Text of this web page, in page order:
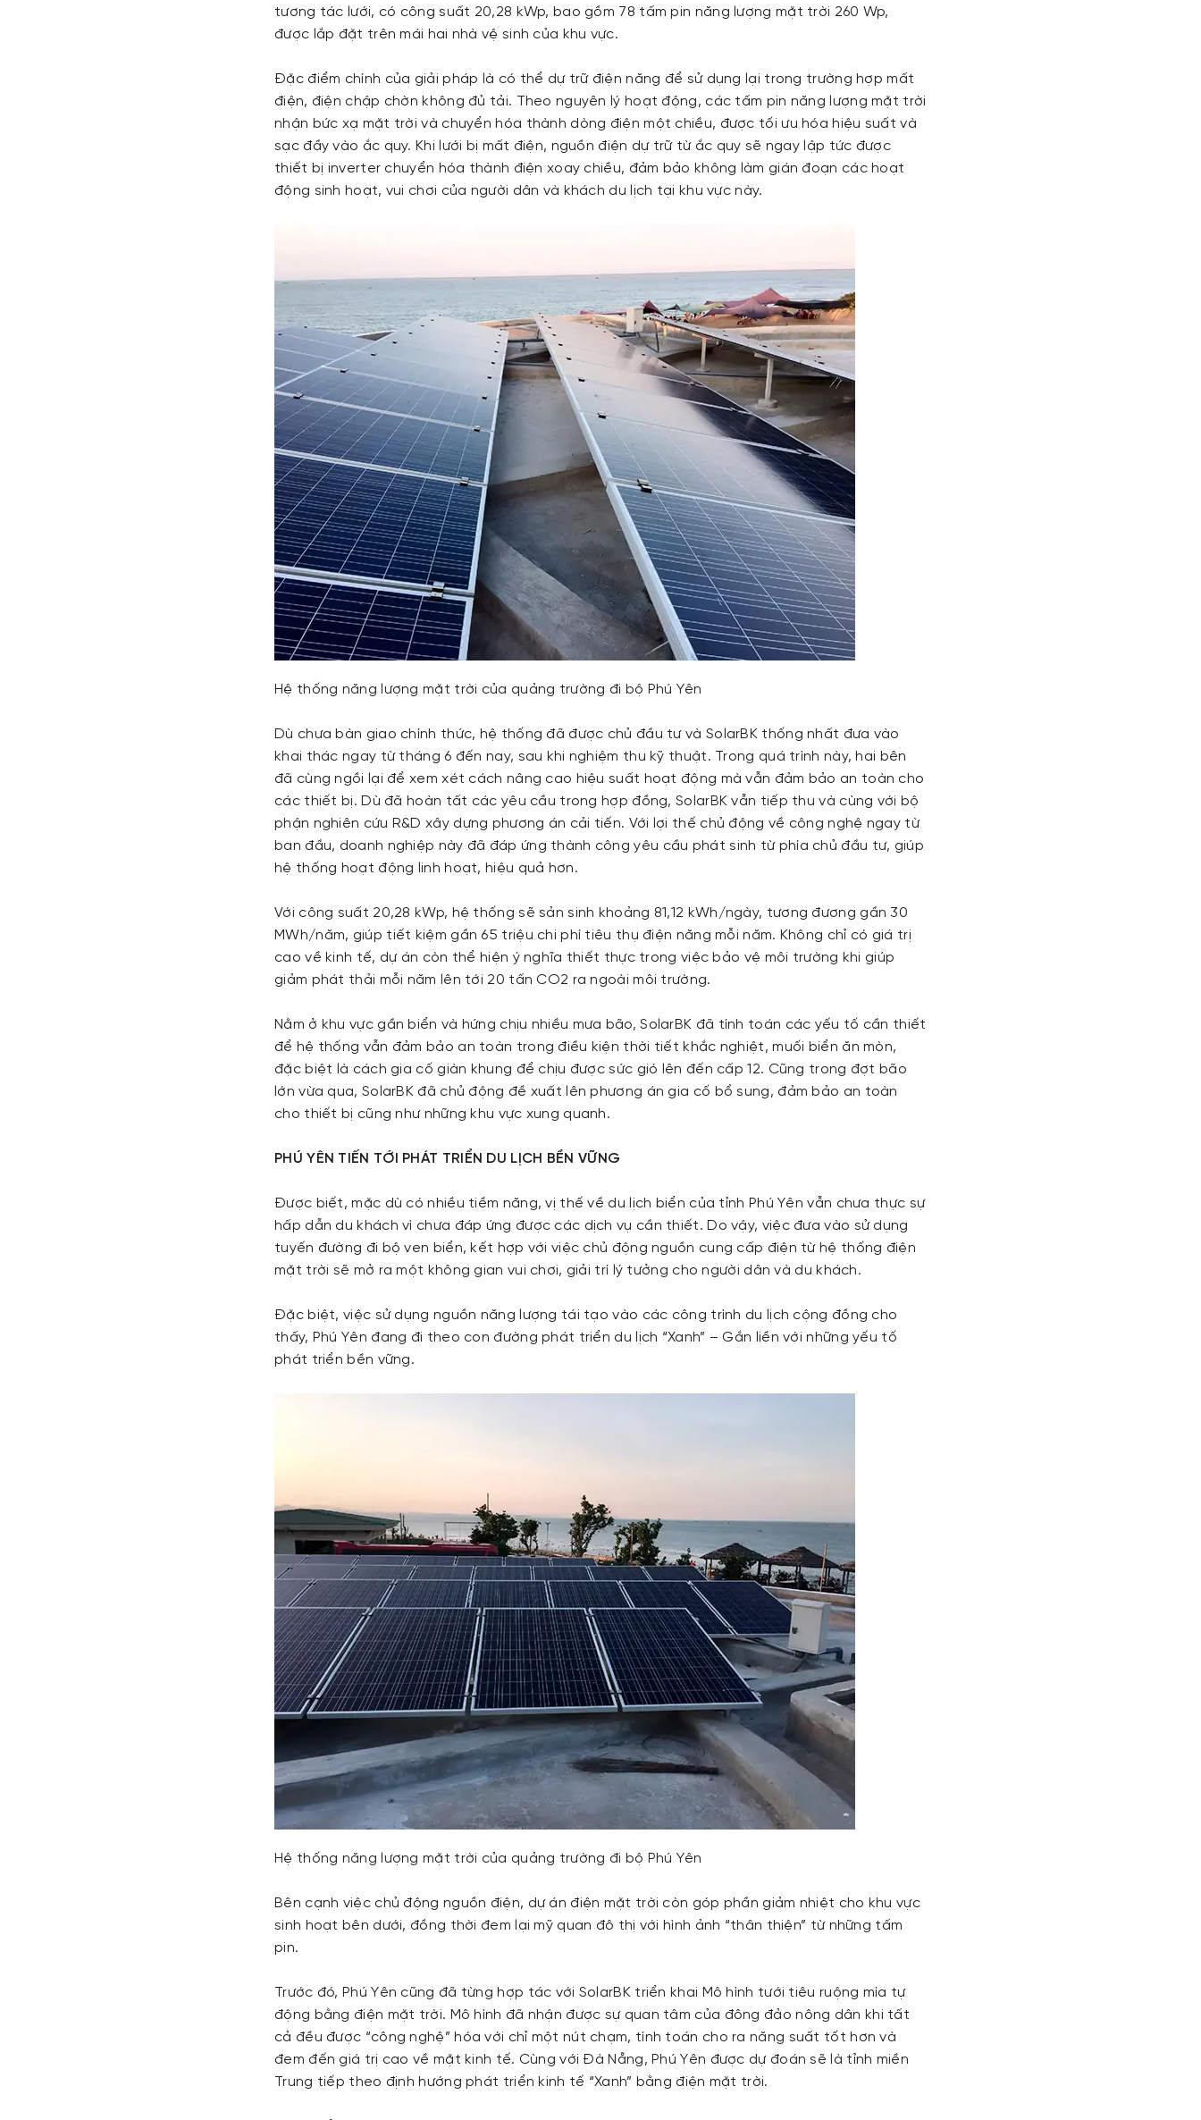
tương tác lưới, có công suất 20,28 kWp, bao gồm 78 tấm pin năng lượng mặt trời 260 Wp,
được lắp đặt trên mái hai nhà vệ sinh của khu vực.
Đặc điểm chính của giải pháp là có thể dự trữ điện năng để sử dụng lại trong trường hợp mất
điện, điện chập chờn không đủ tải. Theo nguyên lý hoạt động, các tấm pin năng lượng mặt trời
nhận bức xạ mặt trời và chuyển hóa thành dòng điện một chiều, được tối ưu hóa hiệu suất và
sạc đầy vào ắc quy. Khi lưới bị mất điện, nguồn điện dự trữ từ ắc quy sẽ ngay lập tức được
thiết bị inverter chuyển hóa thành điện xoay chiều, đảm bảo không làm gián đoạn các hoạt
động sinh hoạt, vui chơi của người dân và khách du lịch tại khu vực này.
Hệ thống năng lượng mặt trời của quảng trường đi bộ Phú Yên
Dù chưa bàn giao chính thức, hệ thống đã được chủ đầu tư và SolarBK thống nhất đưa vào
khai thác ngay từ tháng 6 đến nay, sau khi nghiệm thu kỹ thuật. Trong quá trình này, hai bên
đã cùng ngồi lại để xem xét cách nâng cao hiệu suất hoạt động mà vẫn đảm bảo an toàn cho
các thiết bị. Dù đã hoàn tất các yêu cầu trong hợp đồng, SolarBK vẫn tiếp thu và cùng với bộ
phận nghiên cứu R&D xây dựng phương án cải tiến. Với lợi thế chủ động về công nghệ ngay từ
ban đầu, doanh nghiệp này đã đáp ứng thành công yêu cầu phát sinh từ phía chủ đầu tư, giúp
hệ thống hoạt động linh hoạt, hiệu quả hơn.
Với công suất 20,28 kWp, hệ thống sẽ sản sinh khoảng 81,12 kWh/ngày, tương đương gần 30
MWh/năm, giúp tiết kiệm gần 65 triệu chi phí tiêu thụ điện năng mỗi năm. Không chỉ có giá trị
cao về kinh tế, dự án còn thể hiện ý nghĩa thiết thực trong việc bảo vệ môi trường khi giúp
giảm phát thải mỗi năm lên tới 20 tấn CO2 ra ngoài môi trường.
Nằm ở khu vực gần biển và hứng chịu nhiều mưa bão, SolarBK đã tính toán các yếu tố cần thiết
để hệ thống vẫn đảm bảo an toàn trong điều kiện thời tiết khắc nghiệt, muối biển ăn mòn,
đặc biệt là cách gia cố giàn khung để chịu được sức gió lên đến cấp 12. Cũng trong đợt bão
lớn vừa qua, SolarBK đã chủ động đề xuất lên phương án gia cố bổ sung, đảm bảo an toàn
cho thiết bị cũng như những khu vực xung quanh.
PHÚ YÊN TIẾN TỚI PHÁT TRIỂN DU LỊCH BỀN VỮNG
Được biết, mặc dù có nhiều tiềm năng, vị thế về du lịch biển của tỉnh Phú Yên vẫn chưa thực sự
hấp dẫn du khách vì chưa đáp ứng được các dịch vụ cần thiết. Do vậy, việc đưa vào sử dụng
tuyến đường đi bộ ven biển, kết hợp với việc chủ động nguồn cung cấp điện từ hệ thống điện
mặt trời sẽ mở ra một không gian vui chơi, giải trí lý tưởng cho người dân và du khách.
Đặc biệt, việc sử dụng nguồn năng lượng tái tạo vào các công trình du lịch cộng đồng cho
thấy, Phú Yên đang đi theo con đường phát triển du lịch “Xanh” – Gắn liền với những yếu tố
phát triển bền vững.
Hệ thống năng lượng mặt trời của quảng trường đi bộ Phú Yên
Bên cạnh việc chủ động nguồn điện, dự án điện mặt trời còn góp phần giảm nhiệt cho khu vực
sinh hoạt bên dưới, đồng thời đem lại mỹ quan đô thị với hình ảnh “thân thiện” từ những tấm
pin.
Trước đó, Phú Yên cũng đã từng hợp tác với SolarBK triển khai Mô hình tưới tiêu ruộng mía tự
động bằng điện mặt trời. Mô hình đã nhận được sự quan tâm của đông đảo nông dân khi tất
cả đều được “công nghệ” hóa với chỉ một nút chạm, tính toán cho ra năng suất tốt hơn và
đem đến giá trị cao về mặt kinh tế. Cùng với Đà Nẵng, Phú Yên được dự đoán sẽ là tỉnh miền
Trung tiếp theo định hướng phát triển kinh tế “Xanh” bằng điện mặt trời.